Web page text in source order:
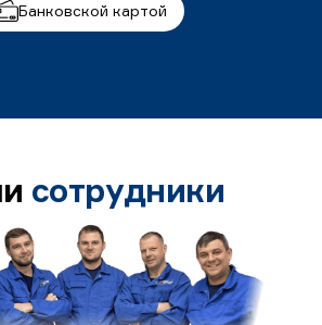
Банковской картой
сотрудники